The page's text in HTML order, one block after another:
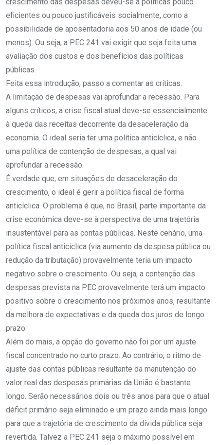
eficientes ou pouco justificáveis socialmente, como a
possibilidade de aposentadoria aos 50 anos de idade (ou
menos). Ou seja, a PEC 241 vai exigir que seja feita uma
avaliação dos custos e dos benefícios das políticas
públicas.
Feita essa introdução, passo a comentar as críticas.
A limitação de despesas vai aprofundar a recessão. Para
alguns críticos, a crise fiscal atual deve-se essencialmente
à queda das receitas decorrente da desaceleração da
economia. O ideal seria ter uma política anticíclica, e não
uma política de contenção de despesas, a qual vai
aprofundar a recessão.
É verdade que, em situações de desaceleração do
crescimento, o ideal é gerir a política fiscal de forma
anticíclica. O problema é que, no Brasil, parte importante da
crise econômica deve-se à perspectiva de uma trajetória
insustentável para as contas públicas. Neste cenário, uma
política fiscal anticíclica (via aumento da despesa pública ou
redução da tributação) provavelmente teria um impacto
negativo sobre o crescimento. Ou seja, a contenção das
despesas prevista na PEC provavelmente terá um impacto
positivo sobre o crescimento nos próximos anos, resultante
da melhora de expectativas e da queda dos juros de longo
prazo.
Além do mais, a opção do governo não foi por um ajuste
fiscal concentrado no curto prazo. Ao contrário, o ritmo de
ajuste das contas públicas resultante da manutenção do
valor real das despesas primárias da União é bastante
longo. Serão necessários dois ou três anos para que o atual
déficit primário seja eliminado e um prazo ainda mais longo
para que a trajetória de crescimento da dívida pública seja
revertida. Talvez a PEC 241 seja o máximo possível em